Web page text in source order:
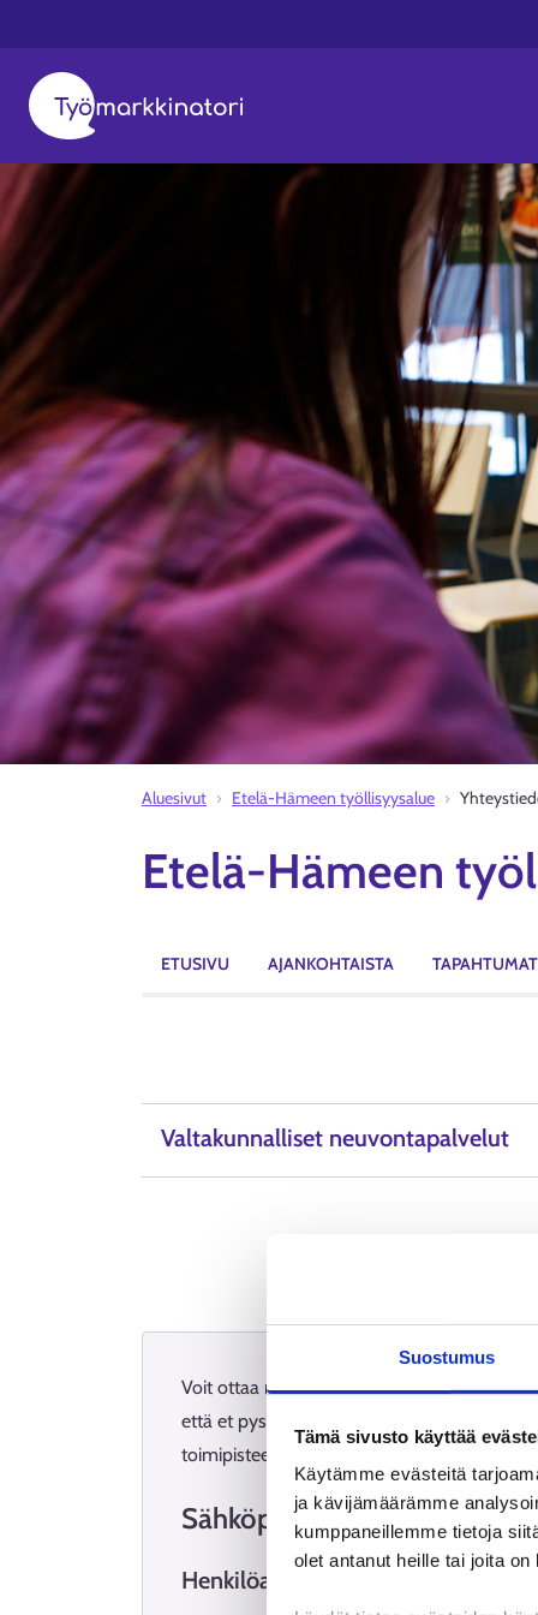
Suostumus
Tämä sivusto käyttää
Käytämme evästeitä
ja kävijämäärämme
kumppaneillemme tietoja
olet antanut heille tai joita
Aluesivut Etelä-Hämeen työllisyysalue
Etelä-Hämeen
ETUSIVU AJANKOHTAISTA TAPAHTUMAT
Valtakunnalliset neuvontapalvelut
Voit ottaa meihin yhteyttä puhelimitse,
että et pysty käynnistämään työnhakua
toimipisteessämme.
Sähköposti
Hen­ki­lö­asiak­kaat